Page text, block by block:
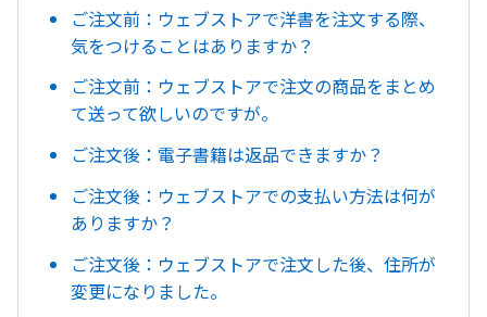
ご注文前：ウェブストアで洋書を注文する際、
気をつけることはありますか？
ご注文前：ウェブストアで注文の商品をまとめ
て送って欲しいのですが。
ご注文後：電子書籍は返品できますか？
ご注文後：ウェブストアでの支払い方法は何が
ありますか？
ご注文後：ウェブストアで注文した後、住所が
変更になりました。